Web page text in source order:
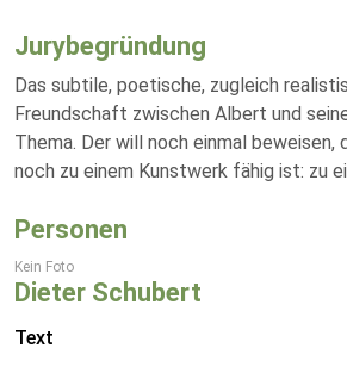
Jurybegründung
Das subtile, poetische, zugleich
Freundschaft zwischen Albert und
Thema. Der will noch einmal beweisen,
noch zu einem Kunstwerk fähig ist: zu
Personen
Kein Foto
Dieter Schubert
Text